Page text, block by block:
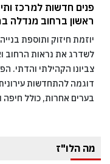
פנים חדשות למרכז
ראשון ברחוב מנדלה
יוזמת חיזוק ותוספת
לשדרג את נראות הרחוב
צביונו הקהילתי והדתי.
דוגמה להתחדשות
בערים אחרות, כולל חיפה
מה הלו"ז